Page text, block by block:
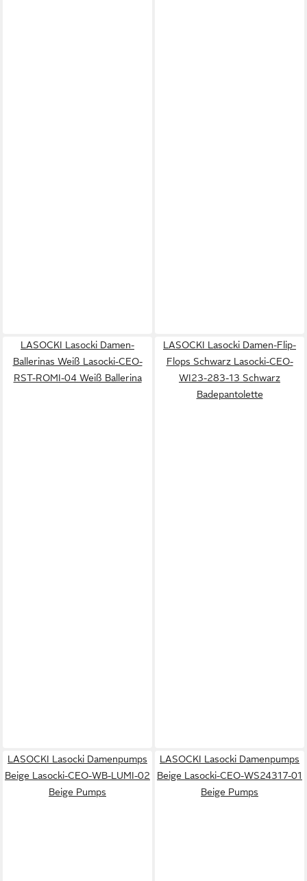
LASOCKI Lasocki Damen-
Ballerinas Weiß Lasocki-CEO-
RST-ROMI-04 Weiß Ballerina
LASOCKI Lasocki Damen-Flip-
Flops Schwarz Lasocki-CEO-
WI23-283-13 Schwarz
Badepantolette
LASOCKI Lasocki Damenpumps
Beige Lasocki-CEO-WB-LUMI-02
Beige Pumps
LASOCKI Lasocki Damenpumps
Beige Lasocki-CEO-WS24317-01
Beige Pumps